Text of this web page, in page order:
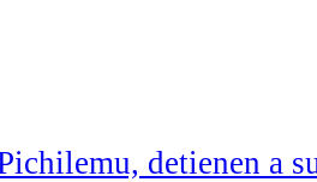
detienen a